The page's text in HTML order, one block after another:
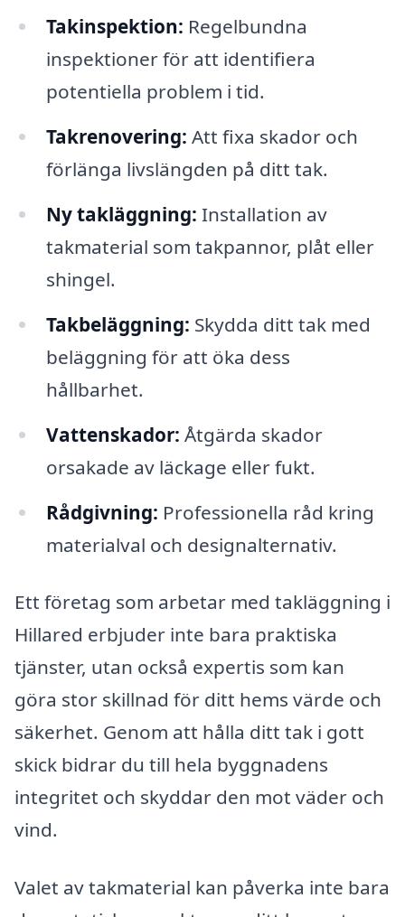
Takinspektion: Regelbundna
inspektioner för att identifiera
potentiella problem i tid.
Takrenovering: Att fixa skador och
förlänga livslängden på ditt tak.
Ny takläggning: Installation av
takmaterial som takpannor, plåt eller
shingel.
Takbeläggning: Skydda ditt tak med
beläggning för att öka dess
hållbarhet.
Vattenskador: Åtgärda skador
orsakade av läckage eller fukt.
Rådgivning: Professionella råd kring
materialval och designalternativ.
Ett företag som arbetar med takläggning i
Hillared erbjuder inte bara praktiska
tjänster, utan också expertis som kan
göra stor skillnad för ditt hems värde och
säkerhet. Genom att hålla ditt tak i gott
skick bidrar du till hela byggnadens
integritet och skyddar den mot väder och
vind.
Valet av takmaterial kan påverka inte bara